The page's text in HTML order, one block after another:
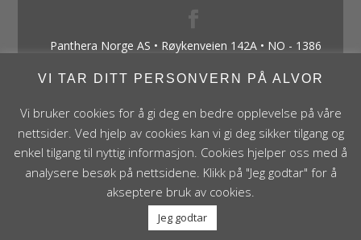
Panthera Norge AS • Røykenveien 142A • NO - 1386
Org.nr. NO 995 824 841 MVA Foretaksregisteret
VI TAR DITT PERSONVERN PÅ ALVOR
Vi bruker cookies for å gi deg en bedre opplevelse på våre
nettsider. Ved hjelp av cookies kan vi gi deg sikker tilgang og
enkel tilgang til nyttig informasjon. Cookies hjelper oss med å
analysere besøk på nettsidene. Klikk på "Jeg godtar" for å
akseptere bruk av cookies.
Jeg godtar